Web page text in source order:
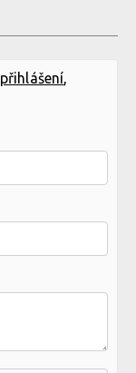
přihlášení,